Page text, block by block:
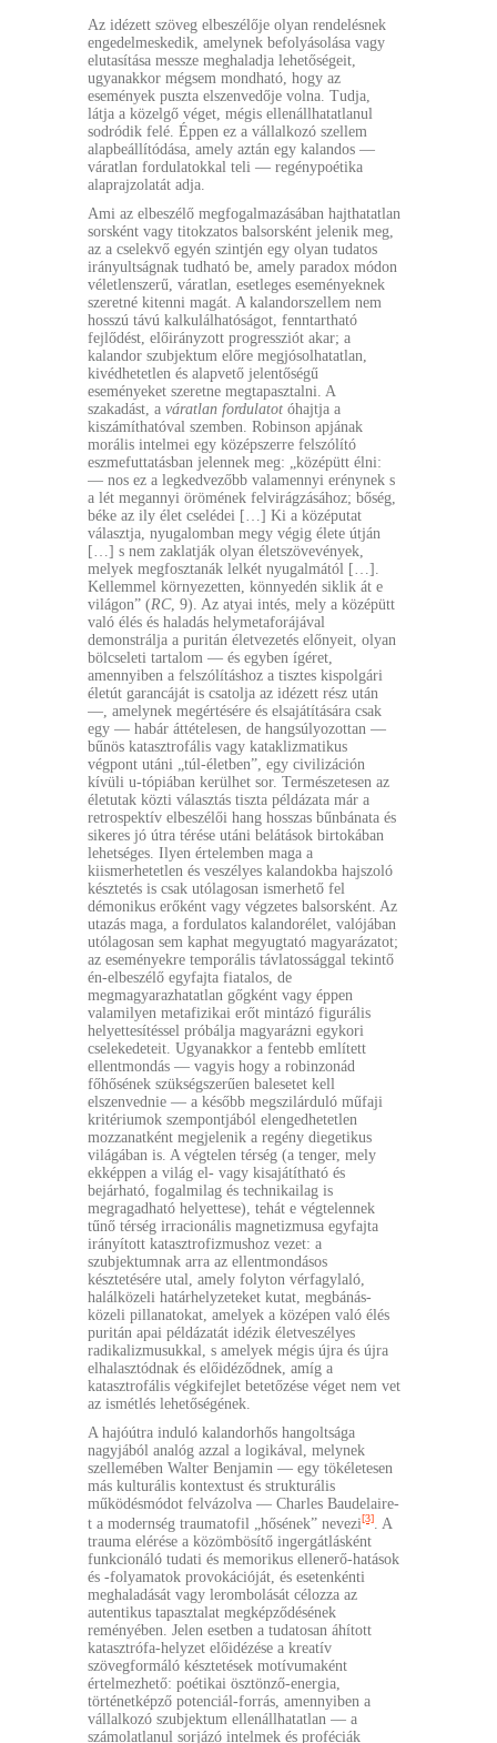
Az idézett szöveg elbeszélője olyan rendelésnek
engedelmeskedik, amelynek befolyásolása vagy
elutasítása messze meghaladja lehetőségeit,
ugyanakkor mégsem mondható, hogy az
események puszta elszenvedője volna. Tudja,
látja a közelgő véget, mégis ellenállhatatlanul
sodródik felé. Éppen ez a vállalkozó szellem
alapbeállítódása, amely aztán egy kalandos —
váratlan fordulatokkal teli — regénypoétika
alaprajzolatát adja.
Ami az elbeszélő megfogalmazásában hajthatatlan
sorsként vagy titokzatos balsorsként jelenik meg,
az a cselekvő egyén szintjén egy olyan tudatos
irányultságnak tudható be, amely paradox módon
véletlenszerű, váratlan, esetleges eseményeknek
szeretné kitenni magát. A kalandorszellem nem
hosszú távú kalkulálhatóságot, fenntartható
fejlődést, előirányzott progressziót akar; a
kalandor szubjektum előre megjósolhatatlan,
kivédhetetlen és alapvető jelentőségű
eseményeket szeretne megtapasztalni. A
szakadást, a váratlan fordulatot óhajtja a
kiszámíthatóval szemben. Robinson apjának
morális intelmei egy középszerre felszólító
eszmefuttatásban jelennek meg: „középütt élni:
— nos ez a legkedvezőbb valamennyi erénynek s
a lét megannyi örömének felvirágzásához; bőség,
béke az ily élet cselédei […] Ki a középutat
választja, nyugalomban megy végig élete útján
[…] s nem zaklatják olyan életszövevények,
melyek megfosztanák lelkét nyugalmától […].
Kellemmel környezetten, könnyedén siklik át e
világon” (RC, 9). Az atyai intés, mely a középütt
való élés és haladás helymetaforájával
demonstrálja a puritán életvezetés előnyeit, olyan
bölcseleti tartalom — és egyben ígéret,
amennyiben a felszólításhoz a tisztes kispolgári
életút garancáját is csatolja az idézett rész után
—, amelynek megértésére és elsajátítására csak
egy — habár áttételesen, de hangsúlyozottan —
bűnös katasztrofális vagy kataklizmatikus
végpont utáni „túl-életben”, egy civilizáción
kívüli u-tópiában kerülhet sor. Természetesen az
életutak közti választás tiszta példázata már a
retrospektív elbeszélői hang hosszas bűnbánata és
sikeres jó útra térése utáni belátások birtokában
lehetséges. Ilyen értelemben maga a
kiismerhetetlen és veszélyes kalandokba hajszoló
késztetés is csak utólagosan ismerhető fel
démonikus erőként vagy végzetes balsorsként. Az
utazás maga, a fordulatos kalandorélet, valójában
utólagosan sem kaphat megyugtató magyarázatot;
az eseményekre temporális távlatossággal tekintő
én-elbeszélő egyfajta fiatalos, de
megmagyarazhatatlan gőgként vagy éppen
valamilyen metafizikai erőt mintázó figurális
helyettesítéssel próbálja magyarázni egykori
cselekedeteit. Ugyanakkor a fentebb említett
ellentmondás — vagyis hogy a robinzonád
főhősének szükségszerűen balesetet kell
elszenvednie — a később megszilárduló műfaji
kritériumok szempontjából elengedhetetlen
mozzanatként megjelenik a regény diegetikus
világában is. A végtelen térség (a tenger, mely
ekképpen a világ el- vagy kisajátítható és
bejárható, fogalmilag és technikailag is
megragadható helyettese), tehát e végtelennek
tűnő térség irracionális magnetizmusa egyfajta
irányított katasztrofizmushoz vezet: a
szubjektumnak arra az ellentmondásos
késztetésére utal, amely folyton vérfagylaló,
halálközeli határhelyzeteket kutat, megbánás-
közeli pillanatokat, amelyek a középen való élés
puritán apai példázatát idézik életveszélyes
radikalizmusukkal, s amelyek mégis újra és újra
elhalasztódnak és előidéződnek, amíg a
katasztrofális végkifejlet betetőzése véget nem vet
az ismétlés lehetőségének.
A hajóútra induló kalandorhős hangoltsága
nagyjából analóg azzal a logikával, melynek
szellemében Walter Benjamin — egy tökéletesen
más kulturális kontextust és strukturális
működésmódot felvázolva — Charles Baudelaire-
t a modernség traumatofil „hősének” nevezi[3]
. A
trauma elérése a közömbösítő ingergátlásként
funkcionáló tudati és memorikus ellenerő-hatások
és -folyamatok provokációját, és esetenkénti
meghaladását vagy lerombolását célozza az
autentikus tapasztalat megképződésének
reményében. Jelen esetben a tudatosan áhított
katasztrófa-helyzet előidézése a kreatív
szövegformáló késztetések motívumaként
értelmezhető: poétikai ösztönző-energia,
történetképző potenciál-forrás, amennyiben a
vállalkozó szubjektum ellenállhatatlan — a
számolatlanul sorjázó intelmek és proféciák